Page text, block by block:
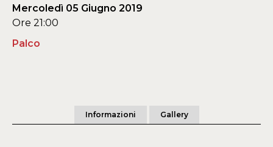
Mercoledì 05 Giugno 2019
Ore 21:00
Palco
Informazioni Gallery